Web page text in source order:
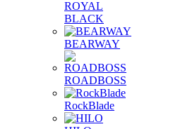
ROYAL
BLACK
BEARWAY
ROADBOSS
RockBlade